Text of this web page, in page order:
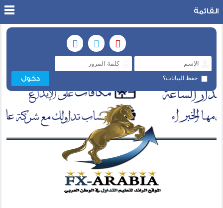
حفظ البيانات؟
القائمة